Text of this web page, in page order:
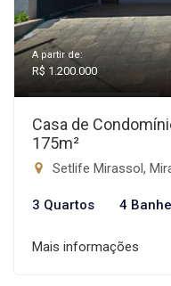
A partir de:
R$ 1.200.000
Casa de
175m²
Setlife Mirassol,
3 Quartos 4
Mais informações